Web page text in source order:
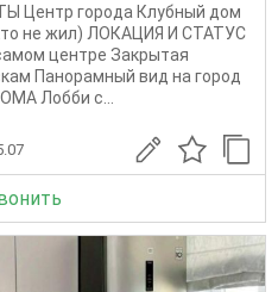
Центр города Клубный дом
не жил) ЛОКАЦИЯ И СТАТУС
центре Закрытая
Панорамный вид на город
Лобби с...